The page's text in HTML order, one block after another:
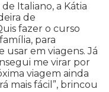
Italiano, a Kátia
de
fazer o curso
para
usar em viagens. Já
me virar por
viagem ainda
mais fácil”, brincou